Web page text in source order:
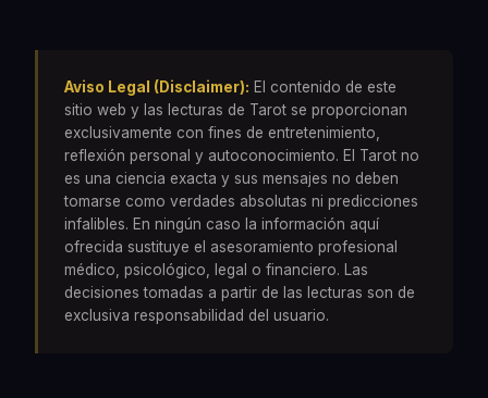
Aviso Legal (Disclaimer): El contenido de este
sitio web y las lecturas de Tarot se proporcionan
exclusivamente con fines de entretenimiento,
reflexión personal y autoconocimiento. El Tarot no
es una ciencia exacta y sus mensajes no deben
tomarse como verdades absolutas ni predicciones
infalibles. En ningún caso la información aquí
ofrecida sustituye el asesoramiento profesional
médico, psicológico, legal o financiero. Las
decisiones tomadas a partir de las lecturas son de
exclusiva responsabilidad del usuario.